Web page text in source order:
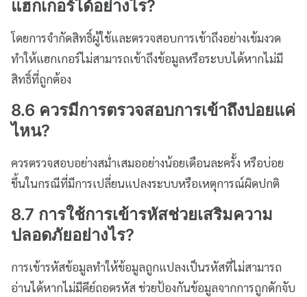
แฮกเกอร์ได้อย่างไร?
โดยการจำกัดสิทธิ์ผู้ใช้และตรวจสอบการเข้าถึงอย่างเข้มงวด
ทำให้แฮกเกอร์ไม่สามารถเข้าถึงข้อมูลหรือระบบได้หากไม่มี
สิทธิ์ที่ถูกต้อง
8.6 ควรมีการตรวจสอบการเข้าถึงบ่อยแค่
ไหน?
ควรตรวจสอบอย่างสม่ำเสมออย่างน้อยเดือนละครั้ง หรือบ่อย
ขึ้นในกรณีที่มีการเปลี่ยนแปลงระบบหรือเหตุการณ์ผิดปกติ
8.7 การใช้การเข้ารหัสช่วยเสริมความ
ปลอดภัยอย่างไร?
การเข้ารหัสข้อมูลทำให้ข้อมูลถูกแปลงเป็นรหัสที่ไม่สามารถ
อ่านได้หากไม่มีคีย์ถอดรหัส ช่วยป้องกันข้อมูลจากการถูกดักจับ